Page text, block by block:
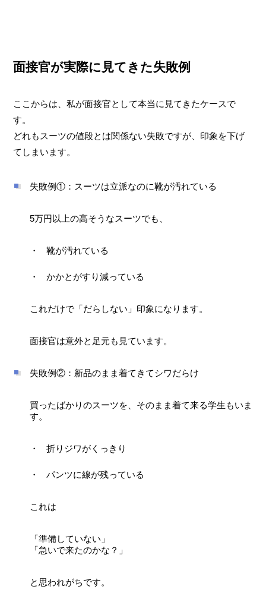
面接官が実際に見てきた失敗例
ここからは、私が面接官として本当に見てきたケースで
す。
どれもスーツの値段とは関係ない失敗ですが、印象を下げ
てしまいます。
失敗例①：スーツは立派なのに靴が汚れている
5万円以上の高そうなスーツでも、
靴が汚れている
かかとがすり減っている
これだけで「だらしない」印象になります。
面接官は意外と足元も見ています。
失敗例②：新品のまま着てきてシワだらけ
買ったばかりのスーツを、そのまま着て来る学生もいま
す。
折りジワがくっきり
パンツに線が残っている
これは
「準備していない」
「急いで来たのかな？」
と思われがちです。